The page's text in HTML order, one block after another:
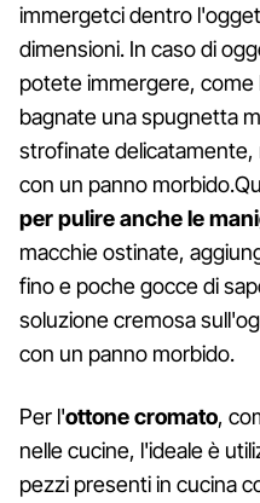
immergetci dentro
dimensioni. In caso di
potete immergere, come
bagnate una spugnetta
strofinate
con un panno
per pulire anche le
macchie ostinate,
fino e poche gocce di
soluzione cremosa
con un panno morbido.
Per l'ottone cromato,
nelle cucine, l'ideale è
pezzi presenti in cucina